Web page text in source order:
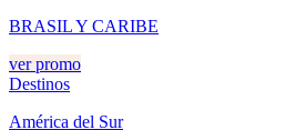
BRASIL Y CARIBE
ver promo
Destinos
América del Sur